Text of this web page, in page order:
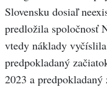
Slovensku dosiaľ
predložila spoločnosť
vtedy náklady
predpokladaný
2023 a